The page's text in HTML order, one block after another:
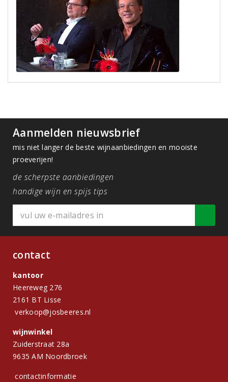
Aanmelden nieuwsbrief
mis niet langer de beste wijnaanbiedingen en mooiste
proeverijen!
de scherpste aanbiedingen
handige wijn en spijs tips
contact
kantoor
Heereweg 276
2161 BT Lisse
verkoop@josbeeres.nl
wijnwinkel
Zuiderstraat 28a
9635 AM Noordbroek
contactinformatie